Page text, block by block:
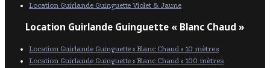
Location Guirlande Guinguette Violet & Jaune
Location Guirlande Guinguette « Blanc Chaud »
Location Guirlande Guinguette « Blanc Chaud » 10 mètres
Location Guirlande Guinguette « Blanc Chaud » 100 mètres